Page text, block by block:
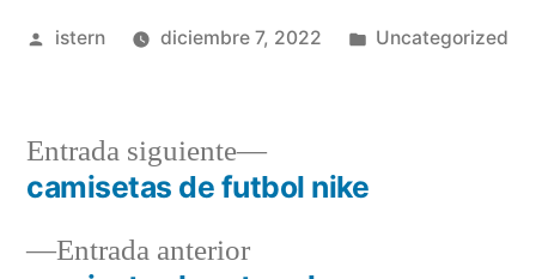
Publicado
istern diciembre 7, 2022
Publicado
Uncategorized
Navegación
deEntrada anteriorEntrada
Entrada siguiente
Entrada
siguiente:
camisetas de futbol nike